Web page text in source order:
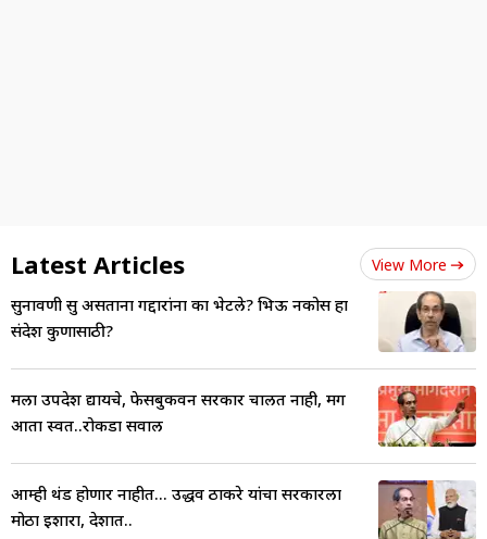
Latest Articles View More
सुनावणी सुरू असताना गद्दारांना का भेटले? भिऊ नकोस हा
संदेश कुणासाठी?
मला उपदेश द्यायचे, फेसबुकवरून सरकार चालत नाही, मग
आता स्वत..रोकडा सवाल
आम्ही थंड होणार नाहीत... उद्धव ठाकरे यांचा सरकारला
मोठा इशारा, देशात..